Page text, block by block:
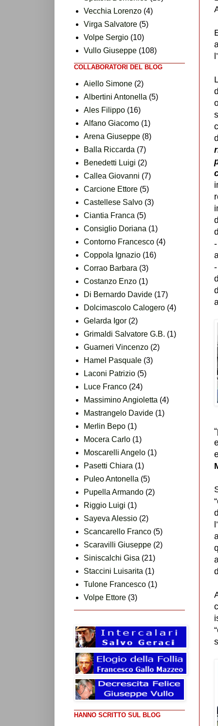
Vecchia Lorenzo (4)
Virga Salvatore (5)
Volpe Sergio (10)
Vullo Giuseppe (108)
COLLABORATORI DEL BLOG
Aiello Simone (2)
Albertini Antonella (5)
Ales Filippo (16)
Alfano Giacomo (1)
Arena Giuseppe (8)
Balla Riccarda (7)
Benedetti Luigi (2)
Callea Giovanni (7)
Carcione Ettore (5)
Castellese Salvo (3)
Ciantia Franca (5)
Consiglio Doriana (1)
Contorno Francesco (4)
Coppola Ignazio (16)
Corrao Barbara (3)
Costanzo Enzo (1)
Di Bernardo Davide (17)
Dolcimascolo Calogero (4)
Gelarda Igor (2)
Grimaldi Salvatore G.B. (1)
Guarneri Vincenzo (2)
Hamel Pasquale (3)
Laconi Patrizio (5)
Luce Franco (24)
Massimino Angioletta (4)
Mastrangelo Davide (1)
Merlin Bepo (1)
Mocera Carlo (1)
Moscarelli Angelo (1)
Pasetti Chiara (1)
Puleo Antonella (5)
Pupella Armando (2)
Riggio Luigi (1)
Sayeva Alessio (2)
Scancarello Franco (5)
Scaravilli Giuseppe (2)
Siniscalchi Gisa (21)
Staccini Luisarita (1)
Tulone Francesco (1)
Volpe Ettore (3)
HANNO SCRITTO SUL BLOG